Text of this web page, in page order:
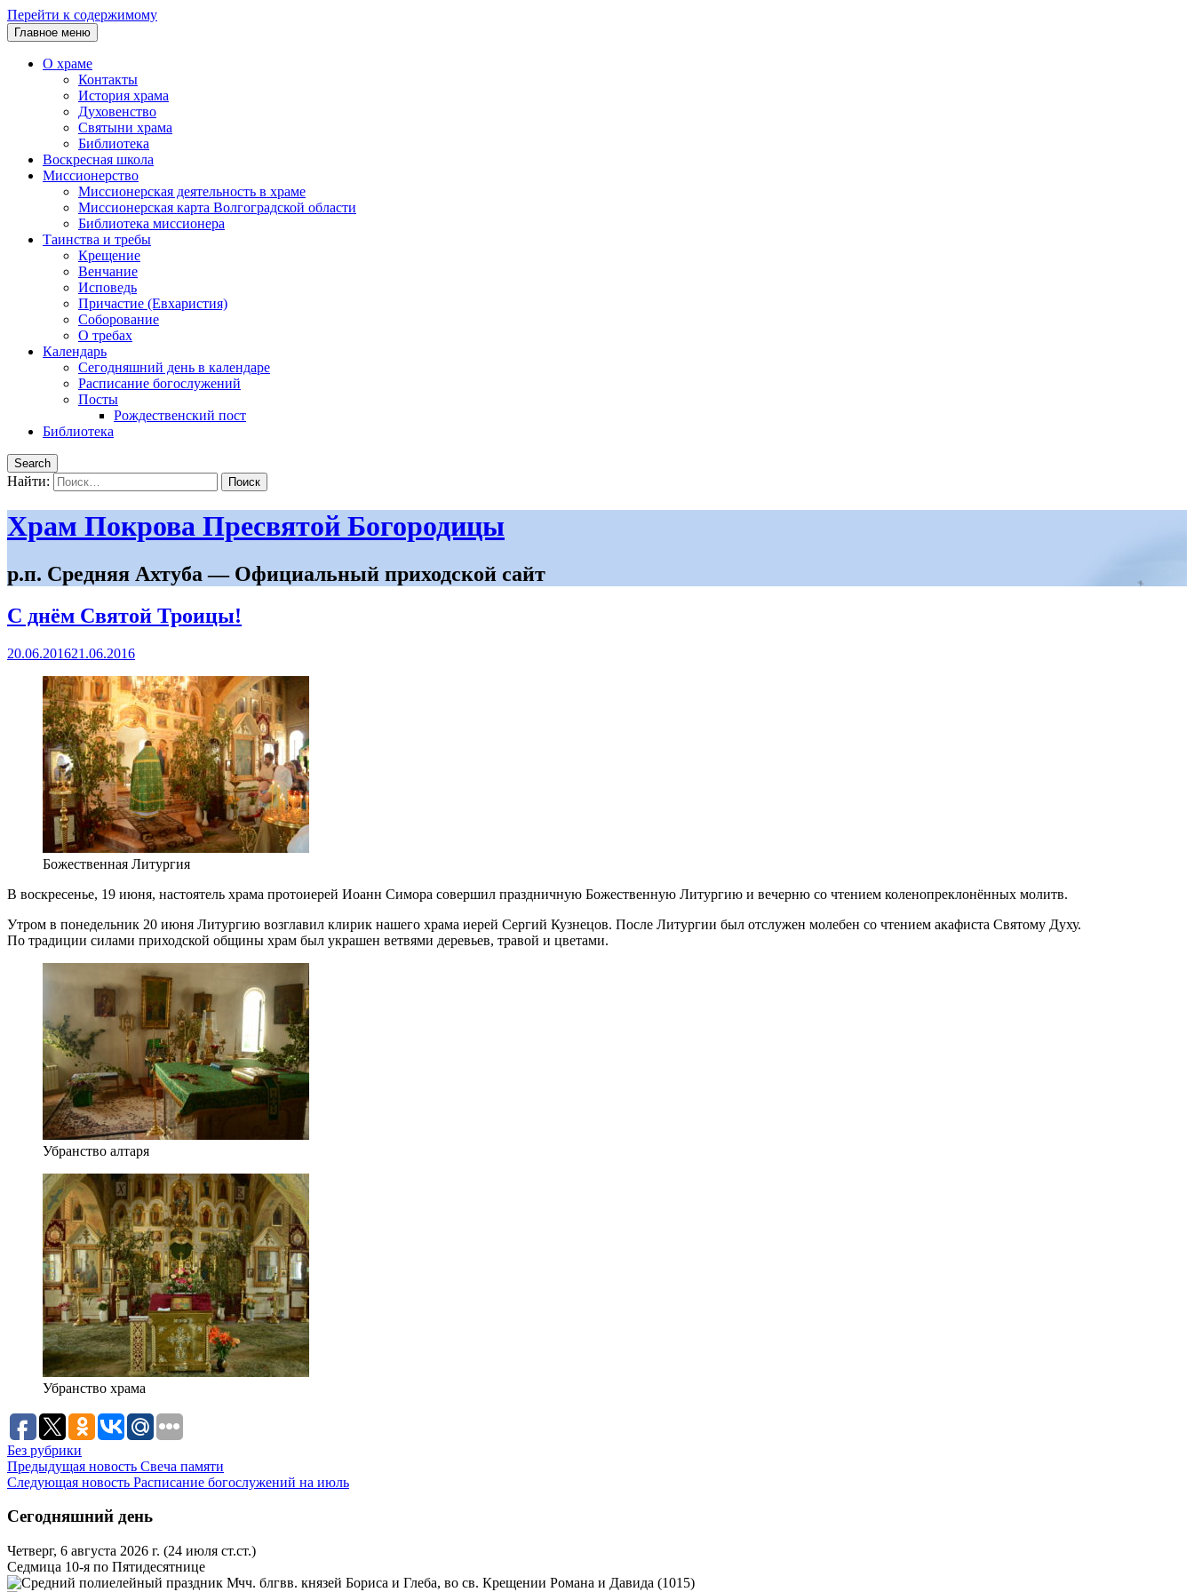
Перейти к содержимому
Главное меню
О храме
Контакты
История храма
Духовенство
Святыни храма
Библиотека
Воскресная школа
Миссионерство
Миссионерская деятельность в храме
Миссионерская карта Волгоградской области
Библиотека миссионера
Таинства и требы
Крещение
Венчание
Исповедь
Причастие (Евхаристия)
Соборование
О требах
Календарь
Сегодняшний день в календаре
Расписание богослужений
Посты
Рождественский пост
Библиотека
Search
Найти:
Храм Покрова Пресвятой Богородицы
р.п. Средняя Ахтуба — Официальный приходской сайт
С днём Святой Троицы!
20.06.201621.06.2016
Божественная Литургия
В воскресенье, 19 июня, настоятель храма протоиерей Иоанн Симора совершил праздничную Божественную Литургию и вечерню со чтением коленопреклонённых молитв.
Утром в понедельник 20 июня Литургию возглавил клирик нашего храма иерей Сергий Кузнецов. После Литургии был отслужен молебен со чтением акафиста Святому Духу.
По традиции силами приходской общины храм был украшен ветвями деревьев, травой и цветами.
Убранство алтаря
Убранство храма
Без рубрики
Предыдущая новость Свеча памяти
Следующая новость Расписание богослужений на июль
Сегодняшний день
Четверг, 6 августа 2026 г. (24 июля ст.ст.)
Седмица 10-я по Пятидесятнице
Мчч. блгвв. князей Бориса и Глеба, во св. Крещении Романа и Давида (1015)